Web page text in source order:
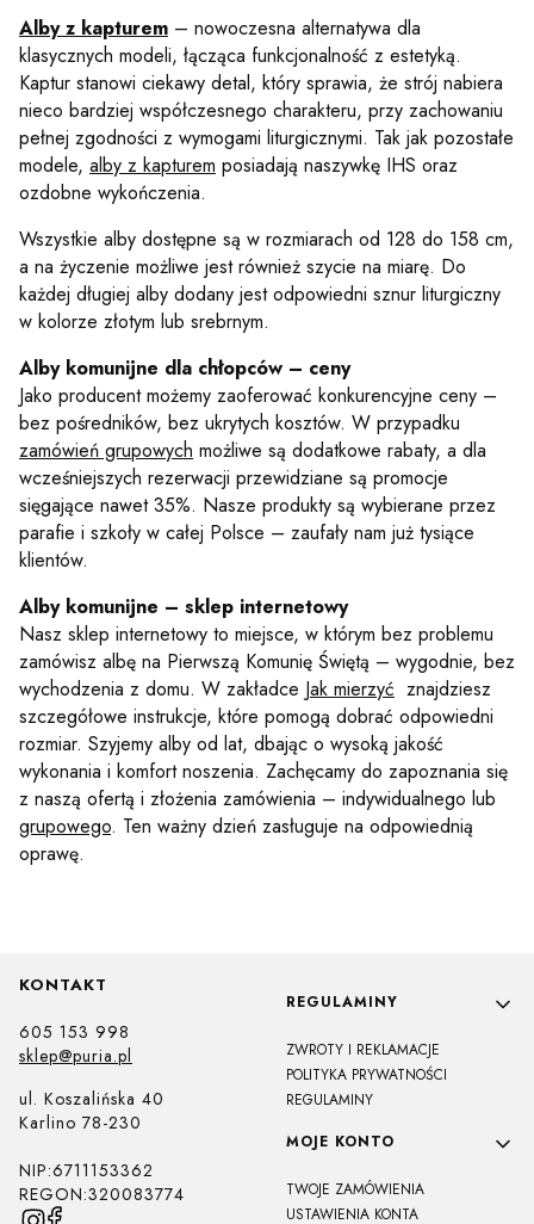
Alby z kapturem – nowoczesna alternatywa dla
klasycznych modeli, łącząca funkcjonalność z estetyką.
Kaptur stanowi ciekawy detal, który sprawia, że strój nabiera
nieco bardziej współczesnego charakteru, przy zachowaniu
pełnej zgodności z wymogami liturgicznymi. Tak jak pozostałe
modele, alby z kapturem posiadają naszywkę IHS oraz
ozdobne wykończenia.
Wszystkie alby dostępne są w rozmiarach od 128 do 158 cm,
a na życzenie możliwe jest również szycie na miarę. Do
każdej długiej alby dodany jest odpowiedni sznur liturgiczny
w kolorze złotym lub srebrnym.
Alby komunijne dla chłopców – ceny
Jako producent możemy zaoferować konkurencyjne ceny –
bez pośredników, bez ukrytych kosztów. W przypadku
zamówień grupowych możliwe są dodatkowe rabaty, a dla
wcześniejszych rezerwacji przewidziane są promocje
sięgające nawet 35%. Nasze produkty są wybierane przez
parafie i szkoły w całej Polsce – zaufały nam już tysiące
klientów.
Alby komunijne – sklep internetowy
Nasz sklep internetowy to miejsce, w którym bez problemu
zamówisz albę na Pierwszą Komunię Świętą – wygodnie, bez
wychodzenia z domu. W zakładce Jak mierzyć znajdziesz
szczegółowe instrukcje, które pomogą dobrać odpowiedni
rozmiar. Szyjemy alby od lat, dbając o wysoką jakość
wykonania i komfort noszenia. Zachęcamy do zapoznania się
z naszą ofertą i złożenia zamówienia – indywidualnego lub
grupowego. Ten ważny dzień zasługuje na odpowiednią
oprawę.
KONTAKT
605 153 998
sklep@puria.pl
ul. Koszalińska 40
Karlino 78-230
NIP:6711153362
REGON:320083774
Linki w stopce
REGULAMINY
ZWROTY I REKLAMACJE
POLITYKA PRYWATNOŚCI
REGULAMINY
MOJE KONTO
TWOJE ZAMÓWIENIA
USTAWIENIA KONTA